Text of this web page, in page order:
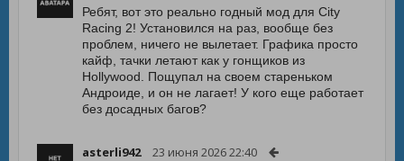
Ребят, вот это реально годный мод для City
Racing 2! Установился на раз, вообще без
проблем, ничего не вылетает. Графика просто
кайф, тачки летают как у гонщиков из
Hollywood. Пощупал на своем стареньком
Андроиде, и он не лагает! У кого еще работает
без досадных багов?
asterli942 23 июня 2026 22:40